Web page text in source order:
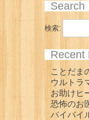
Search
検索:
Recent
ことだま
ウルトラ
お助けヒ
恐怖のお
バイバイ